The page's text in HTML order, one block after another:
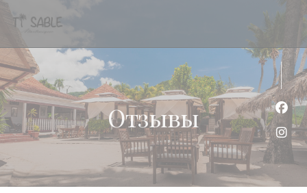
Отзывы